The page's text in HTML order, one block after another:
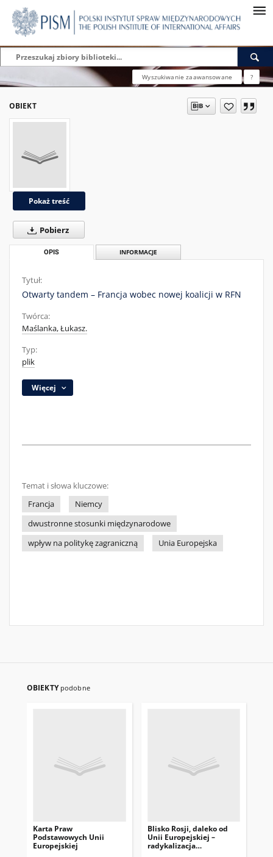
Wyszukiwanie zaawansowane ?
OBIEKT
Pokaż treść
Pobierz
OPIS INFORMACJE
Tytuł:
Otwarty tandem – Francja wobec nowej koalicji w RFN
Twórca:
Maślanka, Łukasz.
Typ:
plik
Więcej
Temat i słowa kluczowe:
Francja
Niemcy
dwustronne stosunki międzynarodowe
wpływ na politykę zagraniczną
Unia Europejska
OBIEKTY podobne
Karta Praw
Podstawowych Unii
Europejskiej
Blisko Rosji, daleko od
Unii Europejskiej –
radykalizacja